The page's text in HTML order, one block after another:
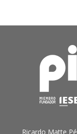
Ricardo Matte